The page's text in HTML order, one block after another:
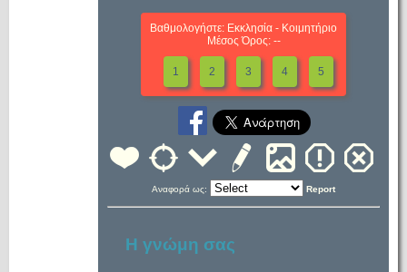
Βαθμολογήστε: Εκκλησία - Κοιμητήριο
Μέσος Όρος: --
1 2 3 4 5
Αναφορά ως: Report
Η γνώμη σας